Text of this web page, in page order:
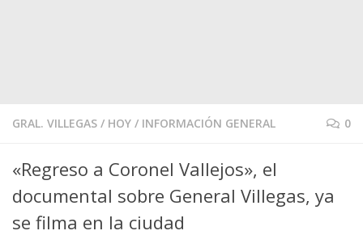
GRAL. VILLEGAS / HOY / INFORMACIÓN GENERAL 0
«Regreso a Coronel Vallejos», el
documental sobre General Villegas, ya
se filma en la ciudad